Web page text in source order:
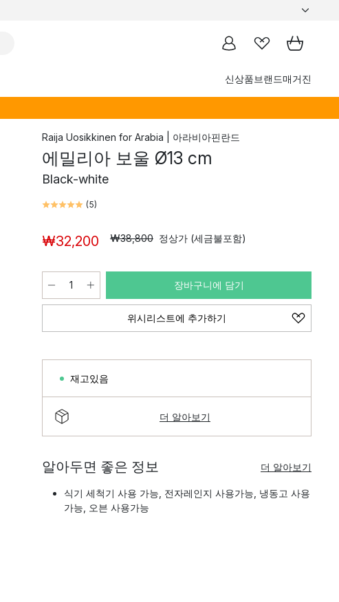
신상품브랜드매거진
Raija Uosikkinen for Arabia | 아라비아핀란드
에밀리아 보울 Ø13 cm
Black-white
(5)
₩32,200 ₩38,800 정상가 (세금불포함)
장바구니에 담기
위시리스트에 추가하기
재고있음
더 알아보기
알아두면 좋은 정보 더 알아보기
식기 세척기 사용 가능, 전자레인지 사용가능, 냉동고 사용
가능, 오븐 사용가능